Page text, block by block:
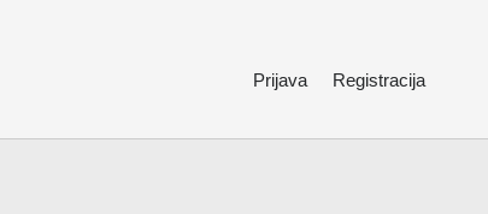
Prijava Registracija